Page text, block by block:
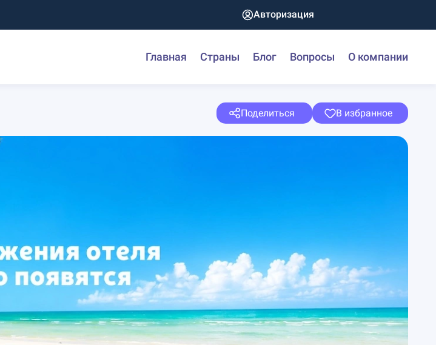
Авторизация
Главная Страны Блог Вопросы О компании
Поделиться В избранное